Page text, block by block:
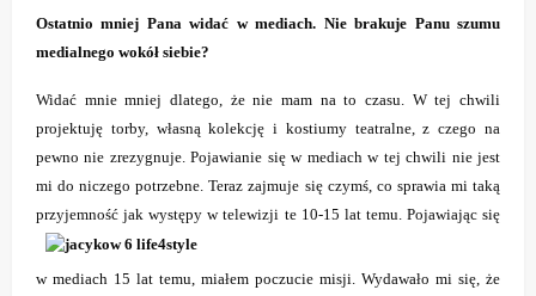
Ostatnio mniej Pana widać w mediach. Nie brakuje Panu szumu
medialnego wokół siebie?
Widać mnie mniej dlatego, że nie mam na to czasu. W tej chwili
projektuję torby, własną kolekcję i kostiumy teatralne, z czego na
pewno nie zrezygnuje. Pojawianie się w mediach w tej chwili nie jest
mi do niczego potrzebne. Teraz zajmuje się czymś, co sprawia mi taką
przyjemność jak występy w telewizji te10-15 lat temu. Pojawiając się
w mediach 15 lat temu, miałem poczucie misji. Wydawało mi się, że